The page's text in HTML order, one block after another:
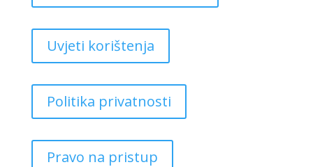
Uvjeti korištenja
Politika privatnosti
Pravo na pristup